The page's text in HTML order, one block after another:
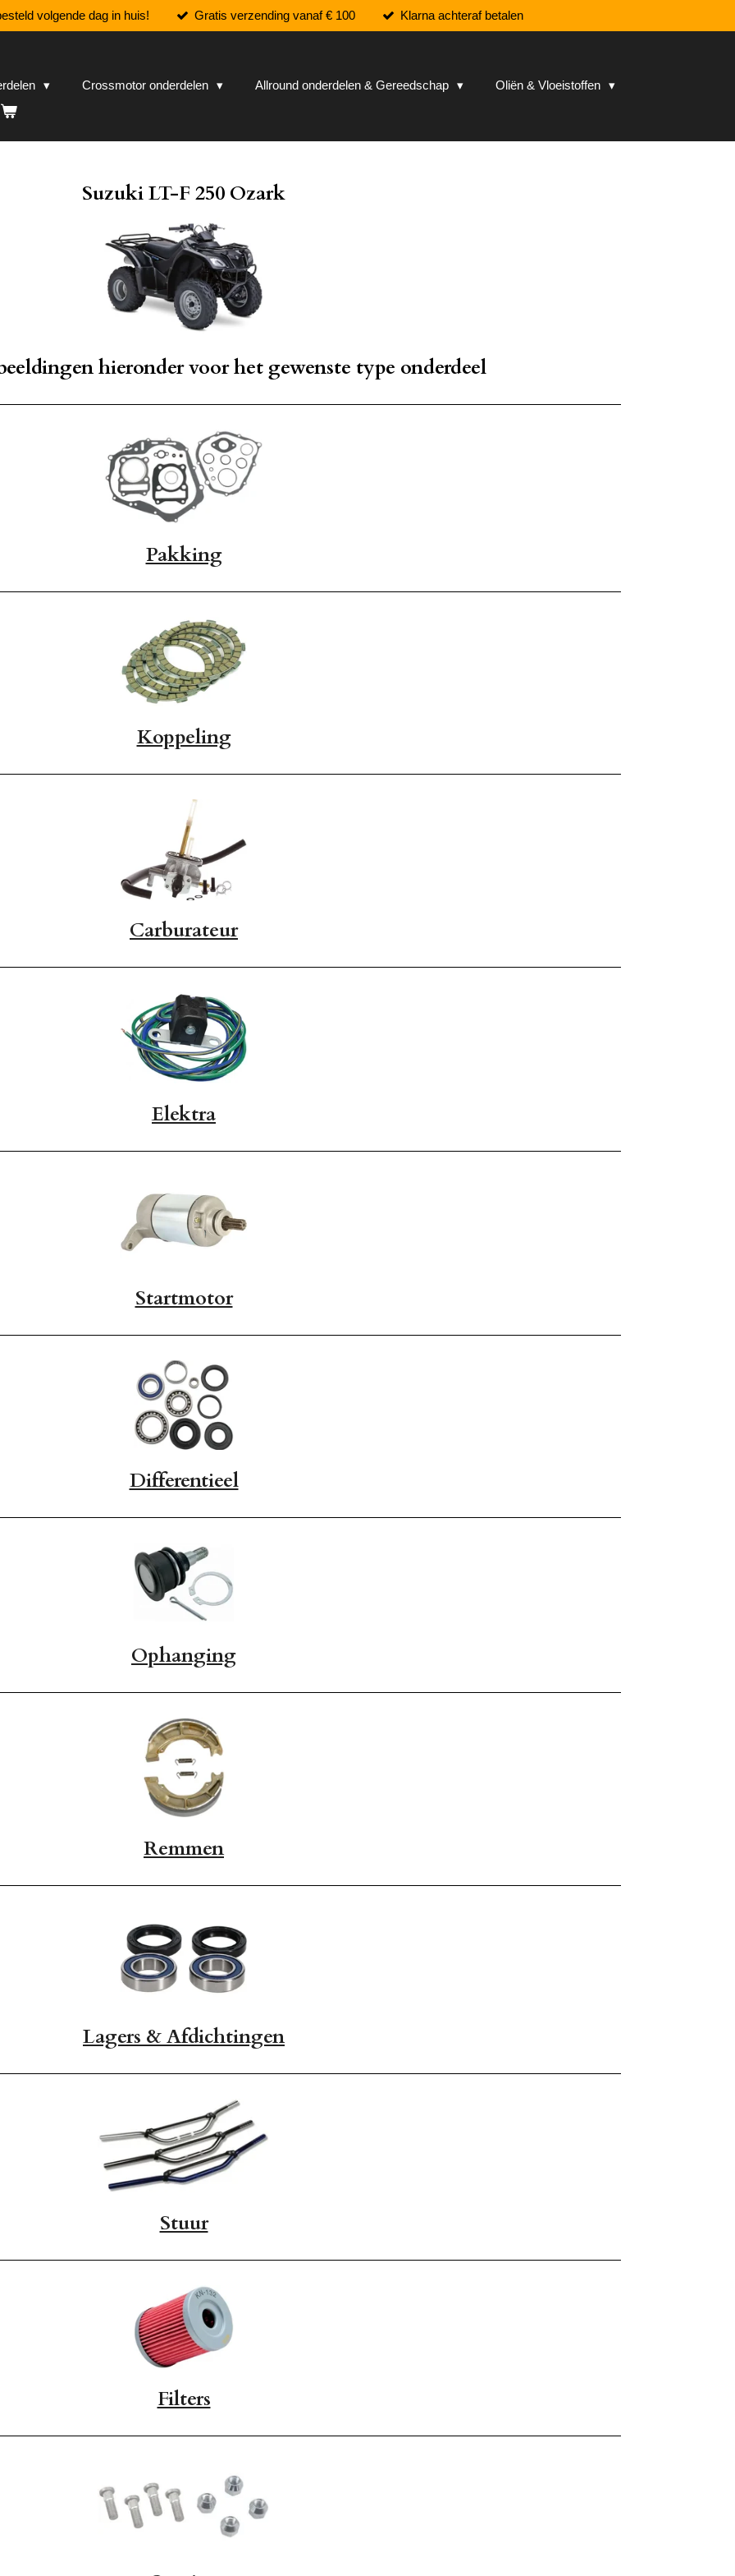
volgende dag in huis! Gratis verzending vanaf € 100 Klarna achteraf betalen
Crossmotor onderdelen Allround onderdelen & Gereedschap Oliën & Vloeistoffen
Suzuki LT-F 250 Ozark
hieronder voor het gewenste type onderdeel
Pakking
Koppeling
Carburateur
Elektra
Startmotor
Differentieel
Ophanging
Remmen
Lagers & Afdichtingen
Stuur
Filters